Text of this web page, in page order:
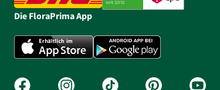
Die FloraPrima App